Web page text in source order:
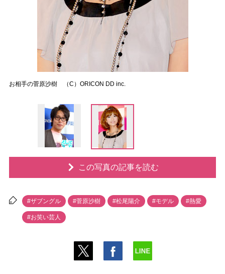
お相手の菅原沙樹 （C）ORICON DD inc.
この写真の記事を読む
#ザブングル #菅原沙樹 #松尾陽介 #モデル #熱愛
#お笑い芸人